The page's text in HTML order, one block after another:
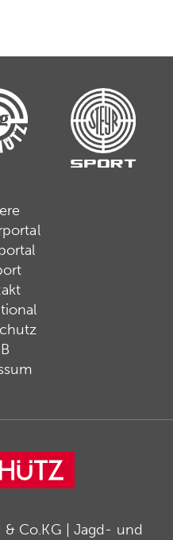
& Co.KG | Jagd- und